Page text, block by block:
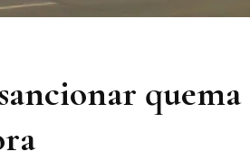
quema